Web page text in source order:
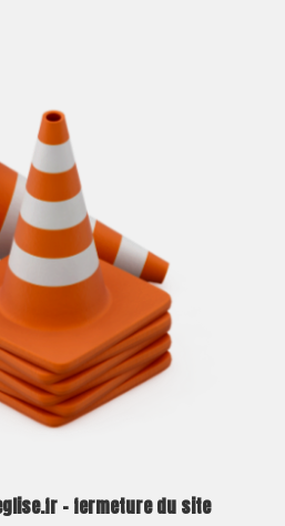
– fermeture du site